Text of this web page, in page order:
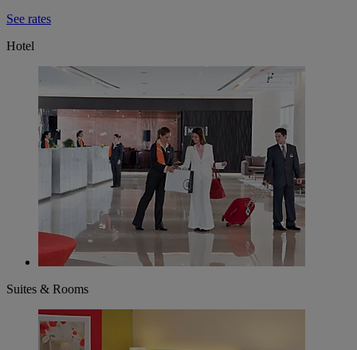
See rates
Hotel
Suites & Rooms